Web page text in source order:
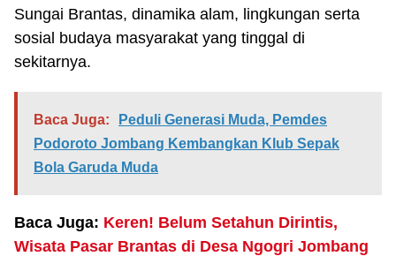
Sungai Brantas, dinamika alam, lingkungan serta
sosial budaya masyarakat yang tinggal di
sekitarnya.
Baca Juga:
Peduli Generasi Muda, Pemdes
Podoroto Jombang Kembangkan Klub Sepak
Bola Garuda Muda
Baca Juga: Keren! Belum Setahun Dirintis,
Wisata Pasar Brantas di Desa Ngogri Jombang